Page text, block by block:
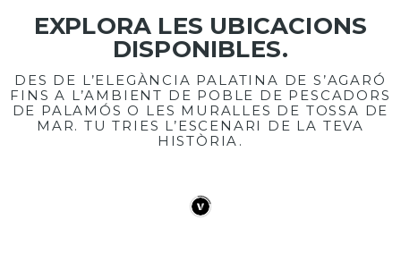
EXPLORA LES UBICACIONS
DISPONIBLES.
DES DE L’ELEGÀNCIA PALATINA DE S’AGARÓ
FINS A L’AMBIENT DE POBLE DE PESCADORS
DE PALAMÓS O LES MURALLES DE TOSSA DE
MAR. TU TRIES L’ESCENARI DE LA TEVA
HISTÒRIA.